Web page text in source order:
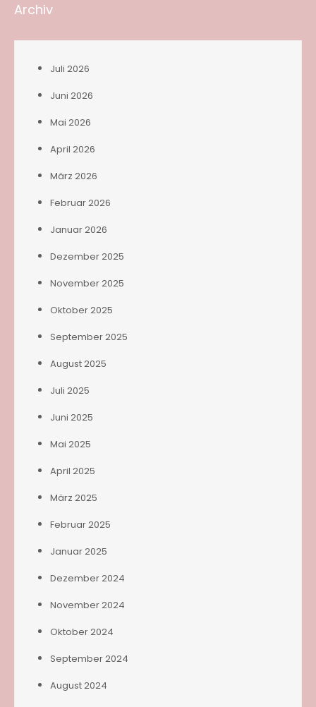
Archiv
Juli 2026
Juni 2026
Mai 2026
April 2026
März 2026
Februar 2026
Januar 2026
Dezember 2025
November 2025
Oktober 2025
September 2025
August 2025
Juli 2025
Juni 2025
Mai 2025
April 2025
März 2025
Februar 2025
Januar 2025
Dezember 2024
November 2024
Oktober 2024
September 2024
August 2024